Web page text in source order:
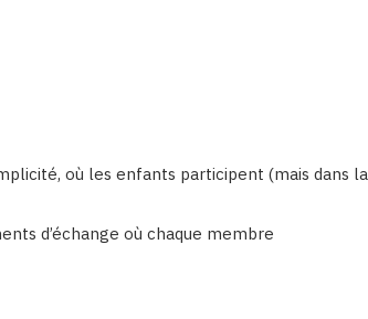
où les enfants participent (mais dans la
d’échange où chaque membre